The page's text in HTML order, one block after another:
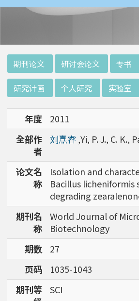
期刊论文 研讨会论文 专书
研究计画 个人研究 实验室
年度
2011
全部作
者
刘嚞睿,Yi, P. J., C. K.,
论文名
称
Isolation and
Bacillus licheniformis
degrading
期刊名
称
World Journal of
Biotechnology
期数
27
页码
1035-1043
期刊等
SCI